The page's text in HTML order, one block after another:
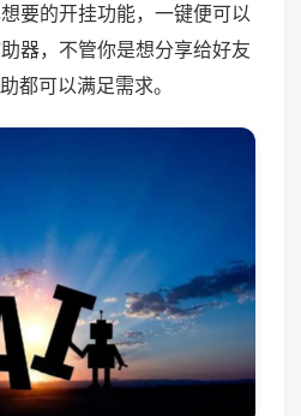
要的开挂功能，一键便可以
器，不管你是想分享给好友
都可以满足需求。